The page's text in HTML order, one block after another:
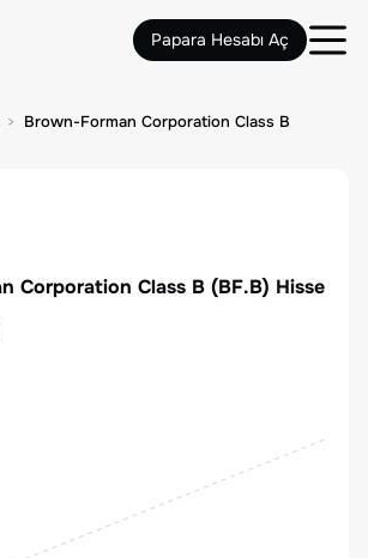
Papara Hesabı Aç
Brown-Forman Corporation Class B
Corporation Class B (BF.B) Hisse